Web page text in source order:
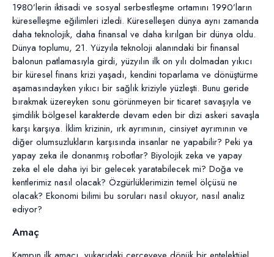
1980’lerin iktisadi ve sosyal serbestleşme ortamını 1990’ların
küreselleşme eğilimleri izledi. Küreselleşen dünya aynı zamanda
daha teknolojik, daha finansal ve daha kırılgan bir dünya oldu.
Dünya toplumu, 21. Yüzyıla teknoloji alanındaki bir finansal
balonun patlamasıyla girdi, yüzyılın ilk on yılı dolmadan yıkıcı
bir küresel finans krizi yaşadı, kendini toparlama ve dönüştürme
aşamasındayken yıkıcı bir sağlık kriziyle yüzleşti. Bunu geride
bırakmak üzereyken sonu görünmeyen bir ticaret savaşıyla ve
şimdilik bölgesel karakterde devam eden bir dizi askeri savaşla
karşı karşıya. İklim krizinin, ırk ayrımının, cinsiyet ayrımının ve
diğer olumsuzlukların karşısında insanlar ne yapabilir? Peki ya
yapay zeka ile donanmış robotlar? Biyolojik zeka ve yapay
zeka el ele daha iyi bir gelecek yaratabilecek mi? Doğa ve
kentlerimiz nasıl olacak? Özgürlüklerimizin temel ölçüsü ne
olacak? Ekonomi bilimi bu soruları nasıl okuyor, nasıl analiz
ediyor?
Amaç